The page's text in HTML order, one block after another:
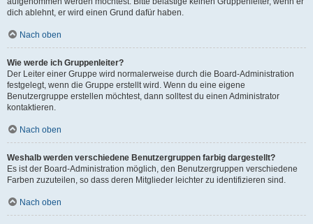
dich ablehnt, er wird einen Grund dafür haben.
Nach oben
Wie werde ich Gruppenleiter?
Der Leiter einer Gruppe wird normalerweise durch die Board-Administration
festgelegt, wenn die Gruppe erstellt wird. Wenn du eine eigene
Benutzergruppe erstellen möchtest, dann solltest du einen Administrator
kontaktieren.
Nach oben
Weshalb werden verschiedene Benutzergruppen farbig dargestellt?
Es ist der Board-Administration möglich, den Benutzergruppen verschiedene
Farben zuzuteilen, so dass deren Mitglieder leichter zu identifizieren sind.
Nach oben